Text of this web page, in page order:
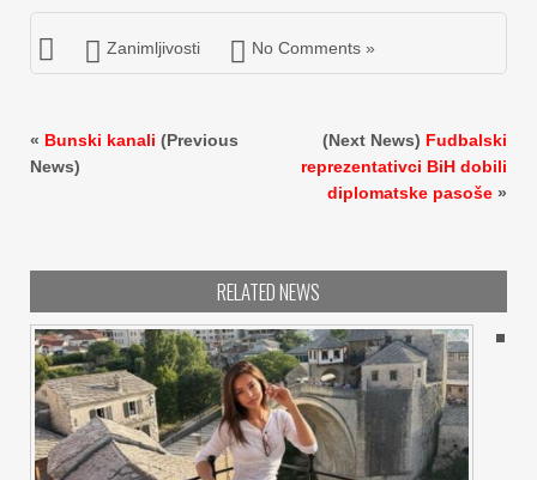
Zanimljivosti No Comments »
« Bunski kanali (Previous
News)
(Next News) Fudbalski
reprezentativci BiH dobili
diplomatske pasoše »
RELATED NEWS